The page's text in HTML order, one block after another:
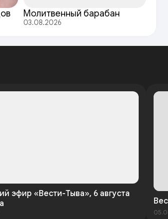
Молитвенный барабан
03.08.2026
эфир «Вести-Тыва», 6 августа